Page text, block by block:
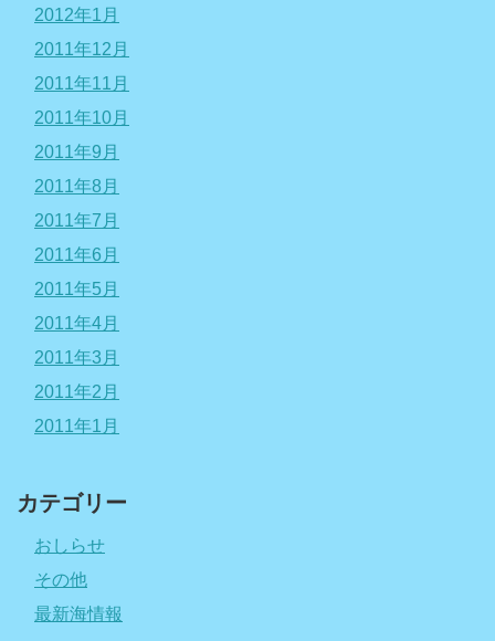
2012年1月
2011年12月
2011年11月
2011年10月
2011年9月
2011年8月
2011年7月
2011年6月
2011年5月
2011年4月
2011年3月
2011年2月
2011年1月
カテゴリー
おしらせ
その他
最新海情報